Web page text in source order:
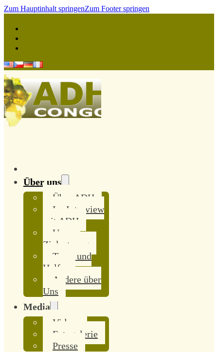
Zum Hauptinhalt springenZum Footer springen
Über uns
Über ADH
Im Interview
mit ADH
Unsere
Zielsetzung
Team und
Helfer
Andere über
Uns
Media
Videos
Fotogalerie
Presse